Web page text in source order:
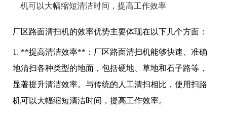
机可以大幅缩短清洁时间，提高工作效率
厂区路面清扫机的效率优势主要体现在以下几个方面：
1. **提高清洁效率**：厂区路面清扫机能够快速、准确
地清扫各种类型的地面，包括硬地、草地和石子路等，
显著提升清洁效率。与传统的人工清扫相比，使用扫路
机可以大幅缩短清洁时间，提高工作效率。